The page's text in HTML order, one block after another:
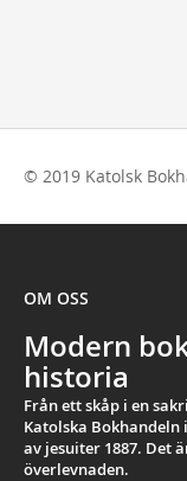
© 2019 Katolsk
OM OSS
Modern
historia
Från ett skåp i en
Katolska Bokhandeln
av jesuiter 1887. Det
överlevnaden.